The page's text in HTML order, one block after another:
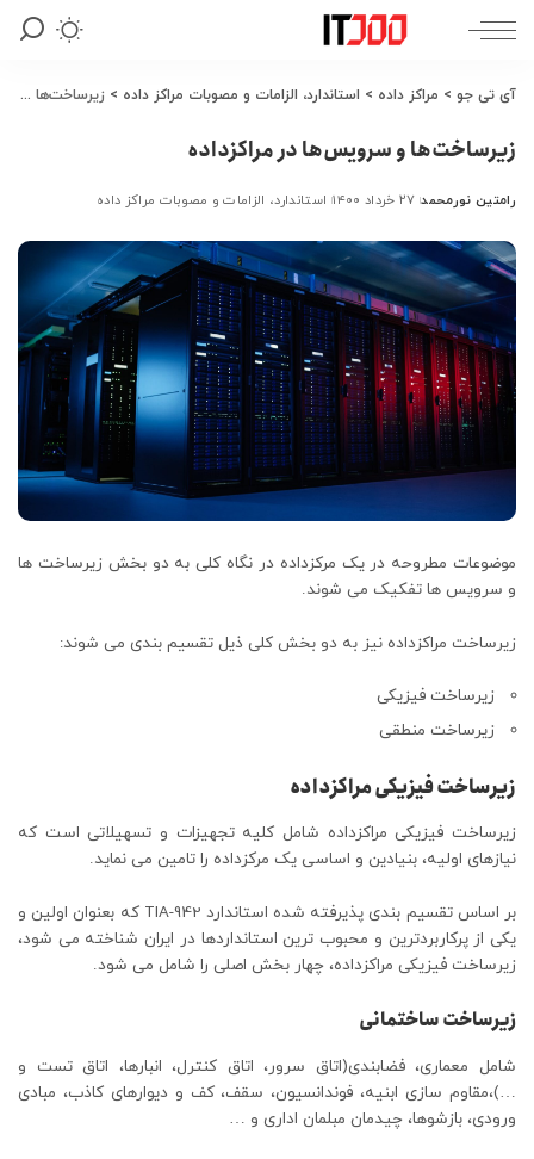
آی تی جو > مراکز داده > استاندارد، الزامات و مصوبات مراکز داده > زیرساخت‌ها و سرویس‌ها در مراکزداده
زیرساخت‌ها و سرویس‌ها در مراکزداده
ارسال
توسط
رامتین نورمحمد ۲۷ خرداد ۱۴۰۰ استاندارد، الزامات و مصوبات مراکز داده
موضوعات مطروحه در یک مرکزداده در نگاه کلی به دو بخش زیرساخت ها
و سرویس ها تفکیک می شوند.
زیرساخت مراکزداده نیز به دو بخش کلی ذیل تقسیم بندی می شوند:
زیرساخت فیزیکی
زیرساخت منطقی
زیرساخت فیزیکی مراکزداده
زیرساخت فیزیکی مراکزداده شامل کلیه تجهیزات و تسهیلاتی است که
نیازهای اولیه، بنیادین و اساسی یک مرکزداده را تامین می نماید.
بر اساس تقسیم بندی پذیرفته شده استاندارد TIA-942 که بعنوان اولین و
یکی از پرکاربردترین و محبوب ترین استانداردها در ایران شناخته می شود،
زیرساخت فیزیکی مراکزداده، چهار بخش اصلی را شامل می شود.
زیرساخت ساختمانی
شامل معماری، فضابندی(اتاق سرور، اتاق کنترل، انبارها، اتاق تست و
…)،مقاوم سازی ابنیه، فوندانسیون، سقف، کف و دیوارهای کاذب، مبادی
ورودی، بازشوها، چیدمان مبلمان اداری و …